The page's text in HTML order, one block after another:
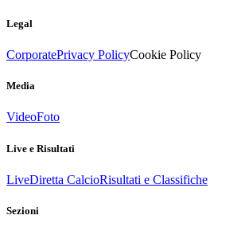
Legal
CorporatePrivacy PolicyCookie Policy
Media
VideoFoto
Live e Risultati
LiveDiretta CalcioRisultati e Classifiche
Sezioni